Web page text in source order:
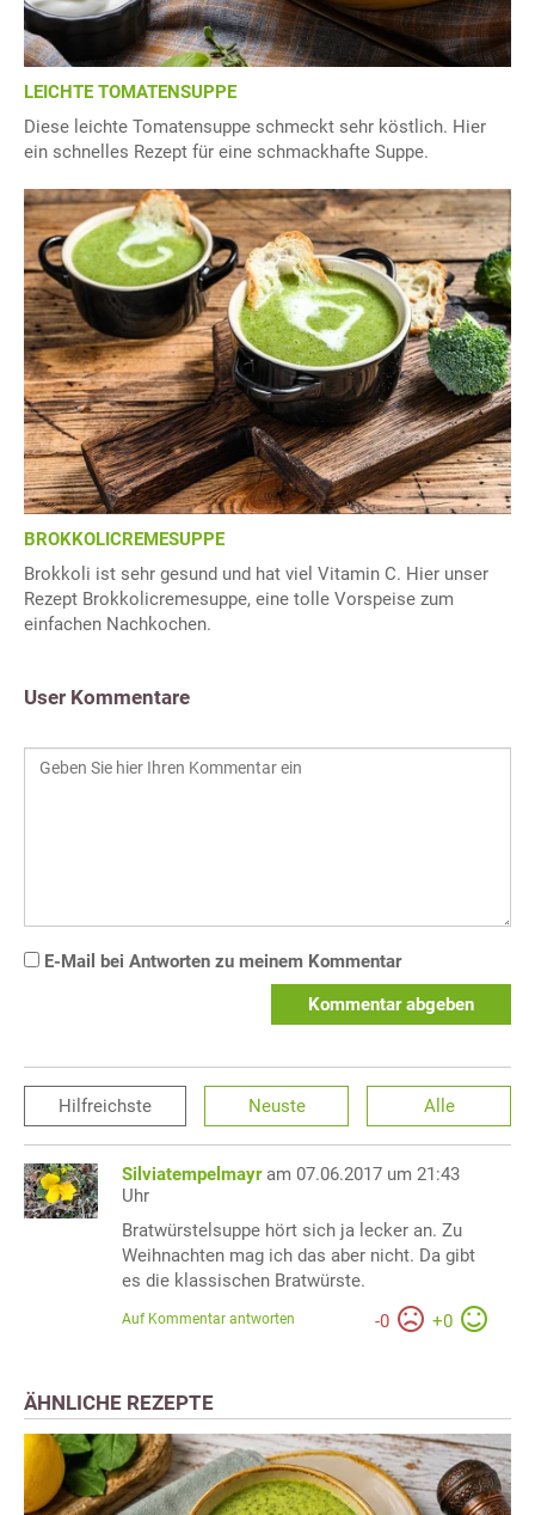
LEICHTE TOMATENSUPPE
Diese leichte Tomatensuppe schmeckt sehr köstlich. Hier
ein schnelles Rezept für eine schmackhafte Suppe.
BROKKOLICREMESUPPE
Brokkoli ist sehr gesund und hat viel Vitamin C. Hier unser
Rezept Brokkolicremesuppe, eine tolle Vorspeise zum
einfachen Nachkochen.
User Kommentare
E-Mail bei Antworten zu meinem Kommentar
Kommentar abgeben
Hilfreichste Neuste Alle
Silviatempelmayr am 07.06.2017 um 21:43
Uhr
Bratwürstelsuppe hört sich ja lecker an. Zu
Weihnachten mag ich das aber nicht. Da gibt
es die klassischen Bratwürste.
-0 +0
Auf Kommentar antworten
ÄHNLICHE REZEPTE